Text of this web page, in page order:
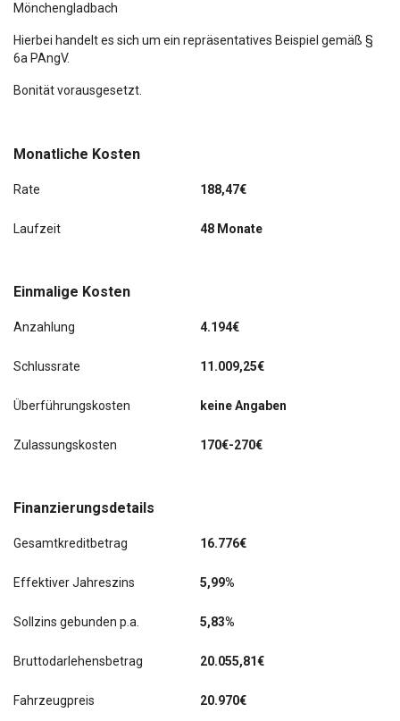
Monatliche Kosten
Rate 188,47€
Laufzeit 48 Monate
Einmalige Kosten
Anzahlung 4.194€
Schlussrate 11.009,25€
Überführungskosten keine Angaben
Zulassungskosten 170€-270€
Finanzierungsdetails
Gesamtkreditbetrag 16.776€
Effektiver Jahreszins 5,99%
Sollzins gebunden p.a. 5,83%
Bruttodarlehensbetrag 20.055,81€
Fahrzeugpreis 20.970€
Mönchengladbach
Hierbei handelt es sich um ein repräsentatives Beispiel gemäß §
6a PAngV.
Bonität vorausgesetzt.